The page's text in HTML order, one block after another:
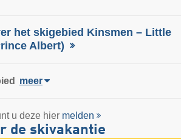
het skigebied Kinsmen – Little
Albert)
meer
u deze hier melden
de skivakantie